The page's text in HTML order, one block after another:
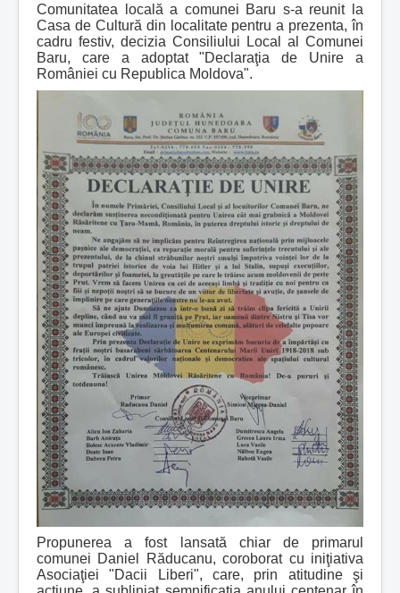
Comunitatea locală a comunei Baru s-a reunit la
Casa de Cultură din localitate pentru a prezenta, în
cadru festiv, decizia Consiliului Local al Comunei
Baru, care a adoptat "Declaraţia de Unire a
României cu Republica Moldova".
Propunerea a fost lansată chiar de primarul
comunei Daniel Răducanu, coroborat cu iniţiativa
Asociaţiei "Dacii Liberi", care, prin atitudine şi